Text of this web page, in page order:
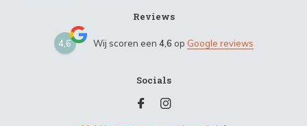
Reviews
4,6 Wij scoren een 4,6 op Google reviews
Socials